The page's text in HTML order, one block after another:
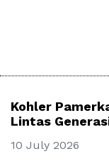
Kohler
Lintas
10 July 2026